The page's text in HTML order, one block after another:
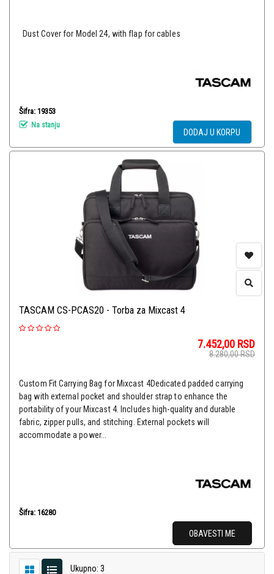
Dust Cover for Model 24, with flap for cables
Šifra: 19353
Na stanju
DODAJ U KORPU
TASCAM CS-PCAS20 - Torba za Mixcast 4
7.452,00 RSD
8.280,00RSD
Custom Fit Carrying Bag for Mixcast 4Dedicated padded carrying
bag with external pocket and shoulder strap to enhance the
portability of your Mixcast 4. Includes high-quality and durable
fabric, zipper pulls, and stitching. External pockets will
accommodate a power...
Šifra: 16280
OBAVESTI ME
Ukupno: 3